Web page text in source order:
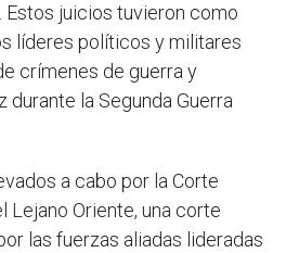
Estos juicios tuvieron como
líderes políticos y militares
crímenes de guerra y
durante la Segunda Guerra
a cabo por la Corte
Lejano Oriente, una corte
las fuerzas aliadas lideradas